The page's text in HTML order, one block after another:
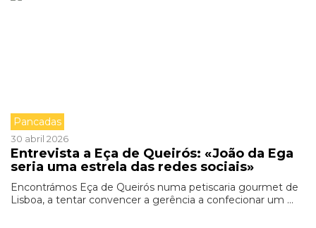
Pancadas
30 abril 2026
Entrevista a Eça de Queirós: «João da Ega
seria uma estrela das redes sociais»
Encontrámos Eça de Queirós numa petiscaria gourmet de
Lisboa, a tentar convencer a gerência a confecionar um ...